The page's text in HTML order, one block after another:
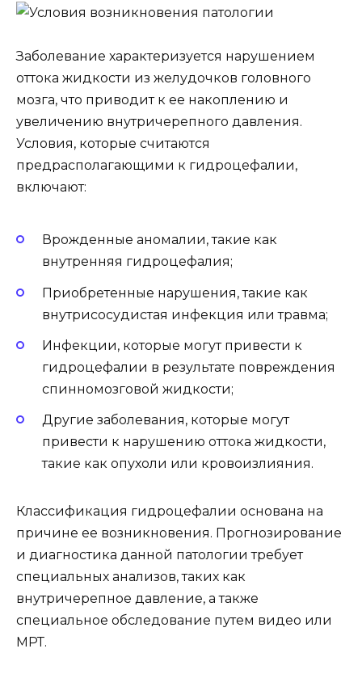
Заболевание характеризуется нарушением
оттока жидкости из желудочков головного
мозга, что приводит к ее накоплению и
увеличению внутричерепного давления.
Условия, которые считаются
предрасполагающими к гидроцефалии,
включают:
Врожденные аномалии, такие как
внутренняя гидроцефалия;
Приобретенные нарушения, такие как
внутрисосудистая инфекция или травма;
Инфекции, которые могут привести к
гидроцефалии в результате повреждения
спинномозговой жидкости;
Другие заболевания, которые могут
привести к нарушению оттока жидкости,
такие как опухоли или кровоизлияния.
Классификация гидроцефалии основана на
причине ее возникновения. Прогнозирование
и диагностика данной патологии требует
специальных анализов, таких как
внутричерепное давление, а также
специальное обследование путем видео или
МРТ.